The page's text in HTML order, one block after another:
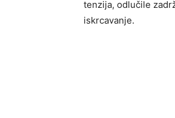
tenzija, odlučile
iskrcavanje.